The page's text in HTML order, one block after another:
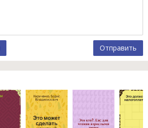
Отправить